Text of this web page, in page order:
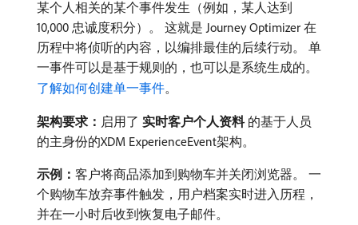
某个人相关的某个事件发生（例如，某人达到
10,000 忠诚度积分）。 这就是 Journey Optimizer 在
历程中将侦听的内容，以编排最佳的后续行动。 单
一事件可以是基于规则的，也可以是系统生成的。
了解如何创建单一事件。
架构要求： ​启用了​ 实时客户个人资料​的基于人员
的主身份的XDM ExperienceEvent架构。
示例： ​客户将商品添加到购物车并关闭浏览器。 一
个购物车放弃事件触发，用户档案实时进入历程，
并在一小时后收到恢复电子邮件。